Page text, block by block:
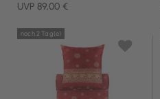
UVP 89,00 €
noch 2 Tag(e)